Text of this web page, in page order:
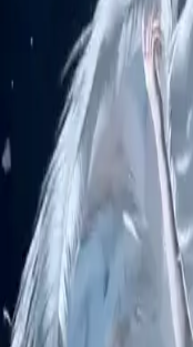
Términos de servicio
Política de
Política de reembolso
Empresa
Contacta con
Red
Wan 2.7 AI Video
DeepSeek V4 Pro
Copyright © 2026 Delphin